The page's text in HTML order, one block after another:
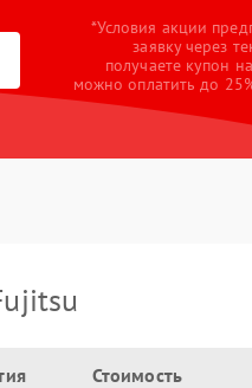
*Условия акции
заявку через
получаете купон
можно оплатить до
Стоимость